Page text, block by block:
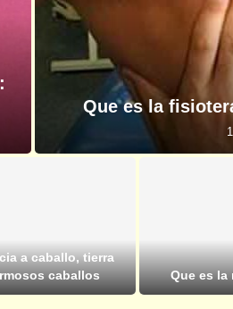
Que es la
a caballo, tierra
caballos
Que es la